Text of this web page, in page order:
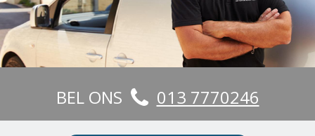
BEL ONS 013 7770246